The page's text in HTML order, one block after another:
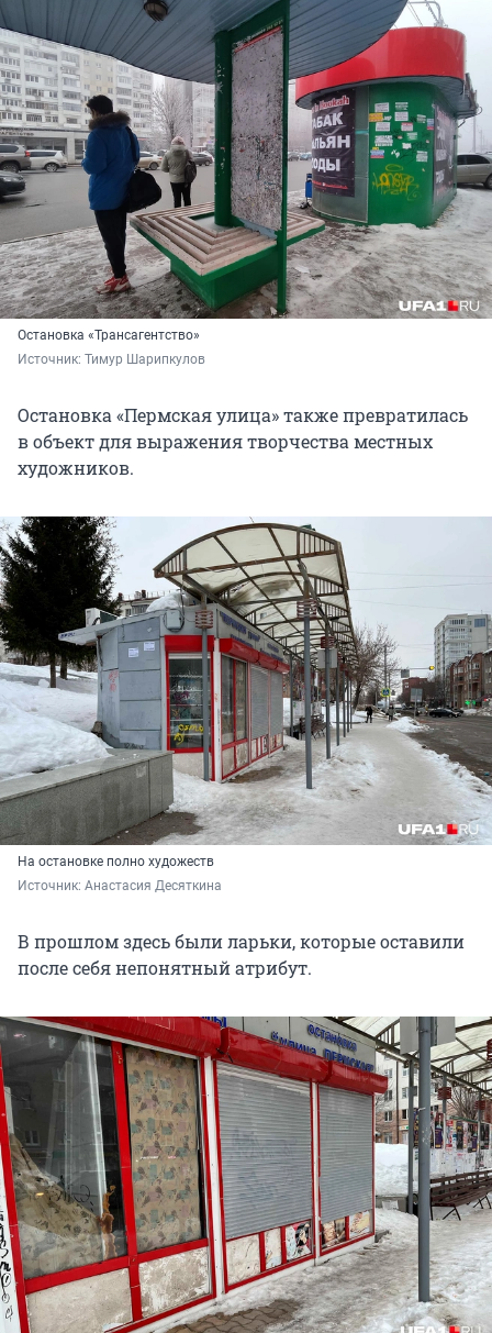
Остановка «Трансагентство»
Источник: Тимур Шарипкулов
Остановка «Пермская улица» также превратилась
в объект для выражения творчества местных
художников.
На остановке полно художеств
Источник: Анастасия Десяткина
В прошлом здесь были ларьки, которые оставили
после себя непонятный атрибут.